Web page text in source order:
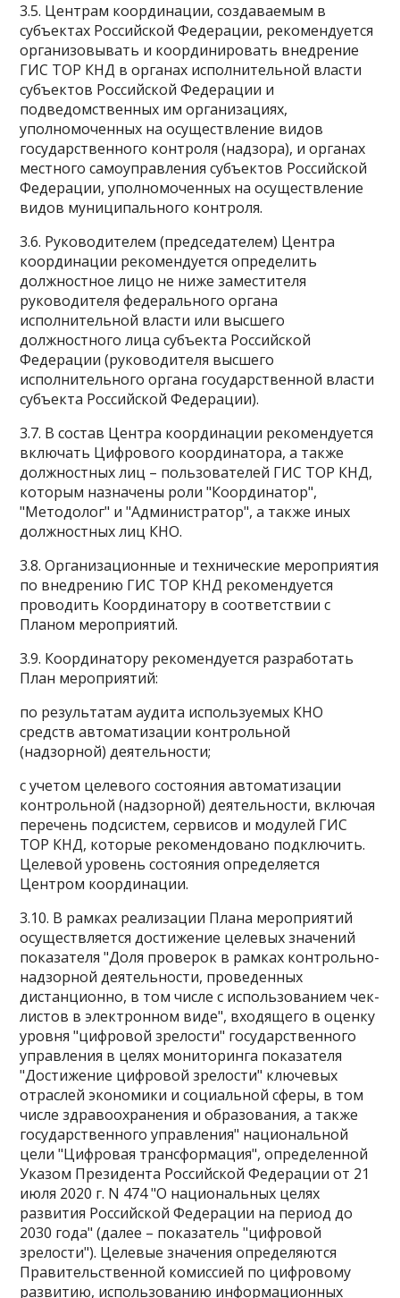
3.5. Центрам координации, создаваемым в
субъектах Российской Федерации, рекомендуется
организовывать и координировать внедрение
ГИС ТОР КНД в органах исполнительной власти
субъектов Российской Федерации и
подведомственных им организациях,
уполномоченных на осуществление видов
государственного контроля (надзора), и органах
местного самоуправления субъектов Российской
Федерации, уполномоченных на осуществление
видов муниципального контроля.
3.6. Руководителем (председателем) Центра
координации рекомендуется определить
должностное лицо не ниже заместителя
руководителя федерального органа
исполнительной власти или высшего
должностного лица субъекта Российской
Федерации (руководителя высшего
исполнительного органа государственной власти
субъекта Российской Федерации).
3.7. В состав Центра координации рекомендуется
включать Цифрового координатора, а также
должностных лиц – пользователей ГИС ТОР КНД,
которым назначены роли "Координатор",
"Методолог" и "Администратор", а также иных
должностных лиц КНО.
3.8. Организационные и технические мероприятия
по внедрению ГИС ТОР КНД рекомендуется
проводить Координатору в соответствии с
Планом мероприятий.
3.9. Координатору рекомендуется разработать
План мероприятий:
по результатам аудита используемых КНО
средств автоматизации контрольной
(надзорной) деятельности;
с учетом целевого состояния автоматизации
контрольной (надзорной) деятельности, включая
перечень подсистем, сервисов и модулей ГИС
ТОР КНД, которые рекомендовано подключить.
Целевой уровень состояния определяется
Центром координации.
3.10. В рамках реализации Плана мероприятий
осуществляется достижение целевых значений
показателя "Доля проверок в рамках контрольно-
надзорной деятельности, проведенных
дистанционно, в том числе с использованием чек-
листов в электронном виде", входящего в оценку
уровня "цифровой зрелости" государственного
управления в целях мониторинга показателя
"Достижение цифровой зрелости" ключевых
отраслей экономики и социальной сферы, в том
числе здравоохранения и образования, а также
государственного управления" национальной
цели "Цифровая трансформация", определенной
Указом Президента Российской Федерации от 21
июля 2020 г. N 474 "О национальных целях
развития Российской Федерации на период до
2030 года" (далее – показатель "цифровой
зрелости"). Целевые значения определяются
Правительственной комиссией по цифровому
развитию, использованию информационных